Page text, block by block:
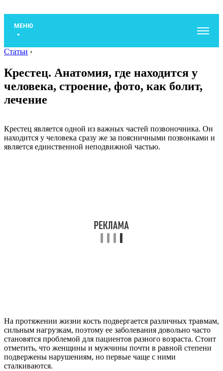
МЕНЮ
Статьи ›
Крестец. Анатомия, где находится у
человека, строение, фото, как болит,
лечение
Крестец является одной из важных частей позвоночника. Он
находится у человека сразу же за поясничными позвонками и
является единственной неподвижной частью.
На протяжении жизни кость подвергается различных травмам,
сильным нагрузкам, поэтому ее заболевания довольно часто
становятся проблемой для пациентов разного возраста. Стоит
отметить, что женщины и мужчины почти в равной степени
подвержены нарушениям, но первые чаще с ними
сталкиваются.